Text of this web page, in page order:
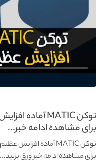
توکن MATIC آماده افزایش عظیم است.
برای مشاهده ادامه خبر...
توکن MATIC آماده افزایش عظیم است.
برای مشاهده ادامه خبر ورق بزنید...